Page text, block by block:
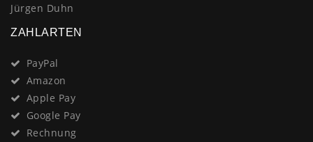
Jürgen Duhn
ZAHLARTEN
PayPal
Amazon
Apple Pay
Google Pay
Rechnung